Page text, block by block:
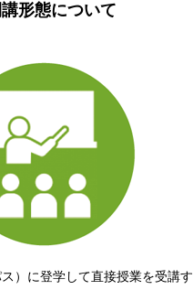
形態について
）に登学して直接授業を受講す